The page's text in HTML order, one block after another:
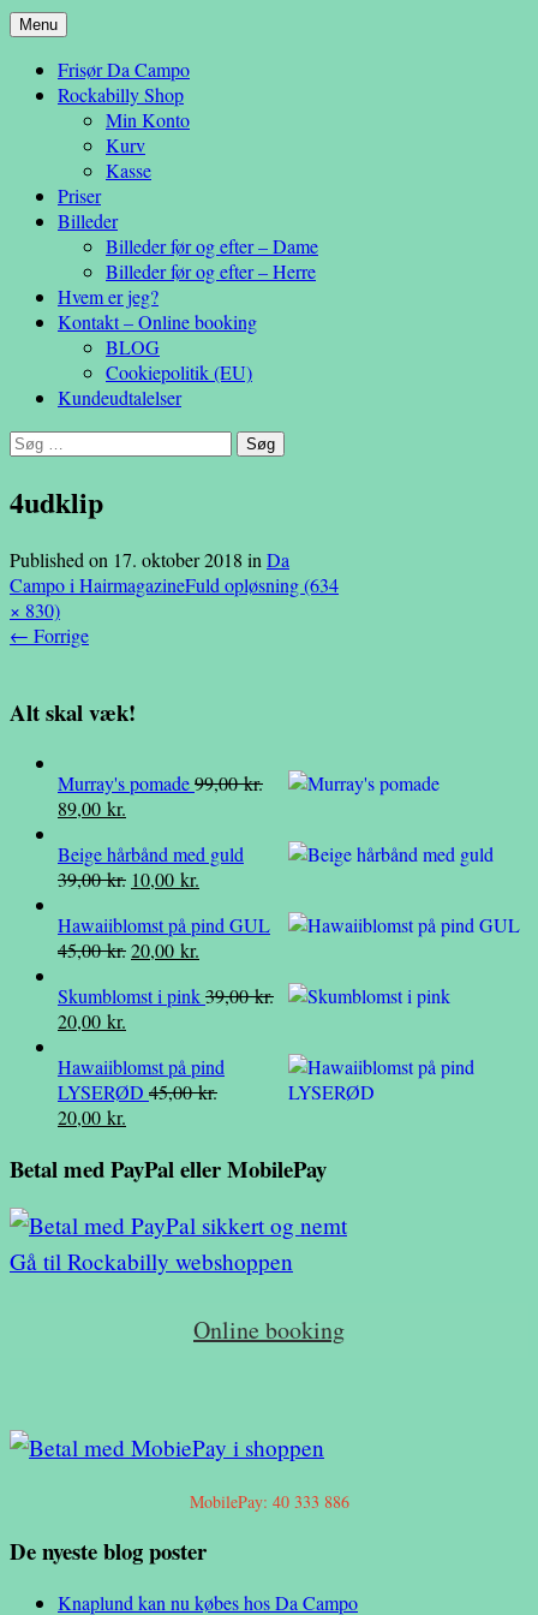
Da Campo
– en anderledes frisøroplevelse
Menu Hop
indhold
Frisør Da Campo
Rockabilly Shop
Min Konto
Kurv
Kasse
Priser
Billeder
Billeder før og efter – Dame
Billeder før og efter – Herre
Hvem er jeg?
Kontakt – Online booking
BLOG
Cookiepolitik (EU)
Kundeudtalelser
Søg
4udklip
Published on 17. oktober 2018 in Da
Campo i HairmagazineFuld opløsning (634
× 830)
← Forrige
Alt skal væk!
Murray's pomade99,00kr.
Den
pris
var:
89,00 kr.
pris
er:
Beige hårbånd med guld
39,00kr. Den
pris
var:
10,00 kr.
pris
er:
Hawaiiblomst på pind GUL
45,00kr.Den
pris
20,00 kr.
pris
Skumblomst i pink39,00kr.
Den
pris
var:
39,00 kr..
20,00 kr.
pris
er:
20,00 kr..
Hawaiiblomst på pind
LYSERØD 45,00kr.
Den
pris
45,00 kr..
20,00 kr.
pris
20,00 kr..
Betal med PayPal eller MobilePay
Gå til Rockabilly webshoppen
Online booking
MobilePay: 40 333 886
De nyeste blog poster
Knaplund kan nu købes hos Da Campo